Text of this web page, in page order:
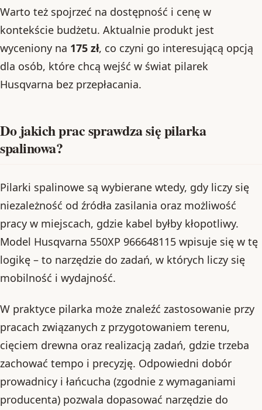
Warto też spojrzeć na dostępność i cenę w
kontekście budżetu. Aktualnie produkt jest
wyceniony na 175 zł, co czyni go interesującą opcją
dla osób, które chcą wejść w świat pilarek
Husqvarna bez przepłacania.
Do jakich prac sprawdza się pilarka
spalinowa?
Pilarki spalinowe są wybierane wtedy, gdy liczy się
niezależność od źródła zasilania oraz możliwość
pracy w miejscach, gdzie kabel byłby kłopotliwy.
Model Husqvarna 550XP 966648115 wpisuje się w tę
logikę – to narzędzie do zadań, w których liczy się
mobilność i wydajność.
W praktyce pilarka może znaleźć zastosowanie przy
pracach związanych z przygotowaniem terenu,
cięciem drewna oraz realizacją zadań, gdzie trzeba
zachować tempo i precyzję. Odpowiedni dobór
prowadnicy i łańcucha (zgodnie z wymaganiami
producenta) pozwala dopasować narzędzie do